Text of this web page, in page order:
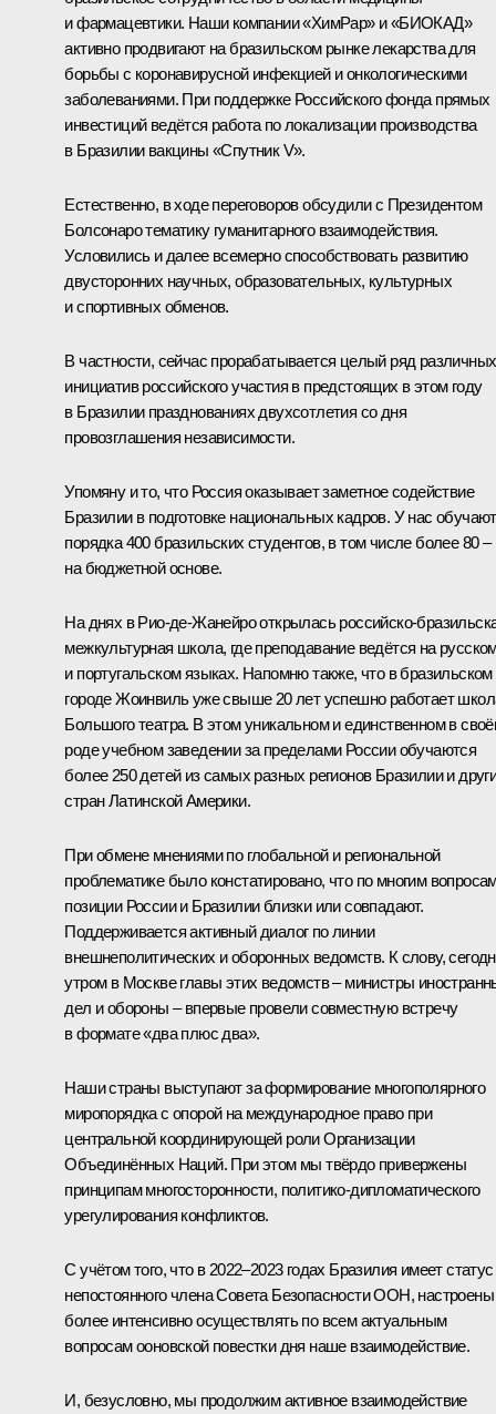
и фармацевтики. Наши компании «ХимРар» и «БИОКАД»
активно продвигают на бразильском рынке лекарства для
борьбы с коронавирусной инфекцией и онкологическими
заболеваниями. При поддержке Российского фонда прямых
инвестиций ведётся работа по локализации производства
в Бразилии вакцины «Спутник V».
Естественно, в ходе переговоров обсудили с Президентом
Болсонаро тематику гуманитарного взаимодействия.
Условились и далее всемерно способствовать развитию
двусторонних научных, образовательных, культурных
и спортивных обменов.
В частности, сейчас прорабатывается целый ряд различных
инициатив российского участия в предстоящих в этом году
в Бразилии празднованиях двухсотлетия со дня
провозглашения независимости.
Упомяну и то, что Россия оказывает заметное содействие
Бразилии в подготовке национальных кадров. У нас
порядка 400 бразильских студентов, в том числе более 80 –
на бюджетной основе.
На днях в Рио-де-Жанейро открылась российско-
межкультурная школа, где преподавание ведётся на
и португальском языках. Напомню также, что в бразильском
городе Жоинвиль уже свыше 20 лет успешно работает
Большого театра. В этом уникальном и единственном в
роде учебном заведении за пределами России обучаются
более 250 детей из самых разных регионов Бразилии и
стран Латинской Америки.
При обмене мнениями по глобальной и региональной
проблематике было констатировано, что по многим
позиции России и Бразилии близки или совпадают.
Поддерживается активный диалог по линии
внешнеполитических и оборонных ведомств. К слову,
утром в Москве главы этих ведомств – министры
дел и обороны – впервые провели совместную встречу
в формате «два плюс два».
Наши страны выступают за формирование многополярного
миропорядка с опорой на международное право при
центральной координирующей роли Организации
Объединённых Наций. При этом мы твёрдо привержены
принципам многосторонности, политико-дипломатического
урегулирования конфликтов.
С учётом того, что в 2022–2023 годах Бразилия имеет статус
непостоянного члена Совета Безопасности ООН, настроены
более интенсивно осуществлять по всем актуальным
вопросам ооновской повестки дня наше взаимодействие.
И, безусловно, мы продолжим активное взаимодействие